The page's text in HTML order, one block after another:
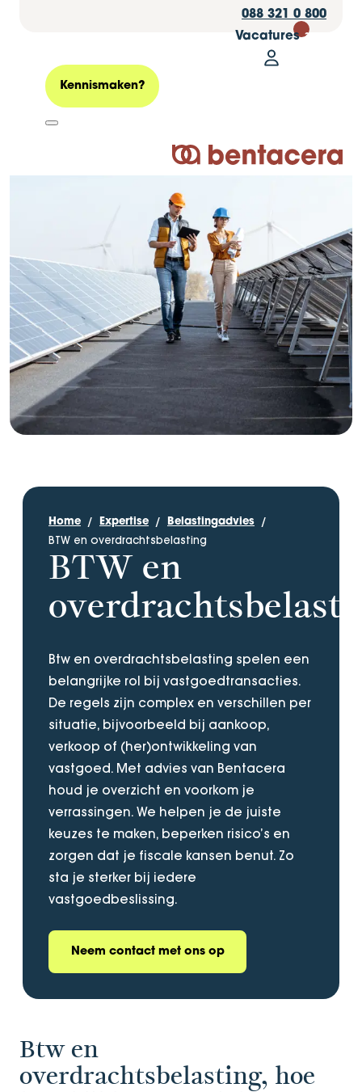
088 321 0 800
Vacatures 30
Mijn
Logo Bentacera
Kennismaken?
Home Expertise Belastingadvies
BTW en overdrachtsbelasting
BTW en
Btw en overdrachtsbelasting spelen een
belangrijke rol bij vastgoedtransacties.
De regels zijn complex en verschillen per
situatie, bijvoorbeeld bij aankoop,
verkoop of (her)ontwikkeling van
vastgoed. Met advies van Bentacera
houd je overzicht en voorkom je
verrassingen. We helpen je de juiste
keuzes te maken, beperken risico’s en
zorgen dat je fiscale kansen benut. Zo
sta je sterker bij iedere
vastgoedbeslissing.
Neem contact met ons op
Btw en
overdrachtsbelasting, hoe